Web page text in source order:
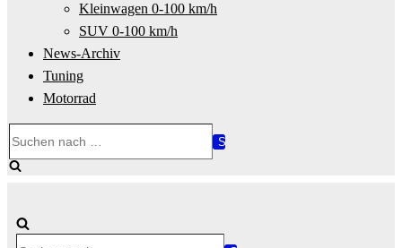
Kleinwagen 0-100 km/h
SUV 0-100 km/h
News-Archiv
Tuning
Motorrad
nach …